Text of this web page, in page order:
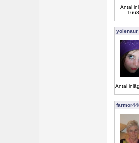
Antal
yolenaur
Antal